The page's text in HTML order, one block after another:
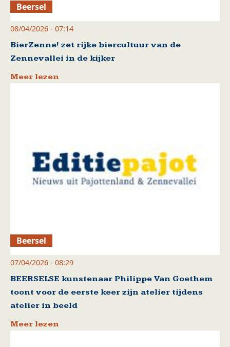
Beersel
08/04/2026 - 07:14
BierZenne! zet rijke biercultuur van de
Zennevallei in de kijker
Meer lezen
Beersel
07/04/2026 - 08:29
BEERSELSE kunstenaar Philippe Van Goethem
toont voor de eerste keer zijn atelier tijdens
atelier in beeld
Meer lezen